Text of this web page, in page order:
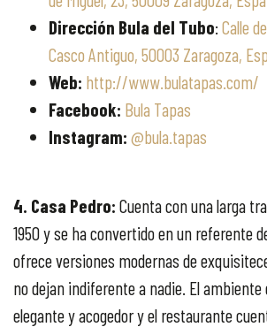
Dirección Bula del Tubo: Calle
Casco Antiguo, 50003 Zaragoza,
Web: http://www.bulatapas.com/
Facebook: Bula Tapas
Instagram: @bula.tapas
4. Casa Pedro: Cuenta con una larga
1950 y se ha convertido en un referente
ofrece versiones modernas de
no dejan indiferente a nadie. El ambiente
elegante y acogedor y el restaurante